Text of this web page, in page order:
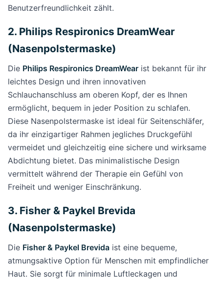
Benutzerfreundlichkeit zählt.
2. Philips Respironics DreamWear
(Nasenpolstermaske)
Die Philips Respironics DreamWear ist bekannt für ihr
leichtes Design und ihren innovativen
Schlauchanschluss am oberen Kopf, der es Ihnen
ermöglicht, bequem in jeder Position zu schlafen.
Diese Nasenpolstermaske ist ideal für Seitenschläfer,
da ihr einzigartiger Rahmen jegliches Druckgefühl
vermeidet und gleichzeitig eine sichere und wirksame
Abdichtung bietet. Das minimalistische Design
vermittelt während der Therapie ein Gefühl von
Freiheit und weniger Einschränkung.
3. Fisher & Paykel Brevida
(Nasenpolstermaske)
Die Fisher & Paykel Brevida ist eine bequeme,
atmungsaktive Option für Menschen mit empfindlicher
Haut. Sie sorgt für minimale Luftleckagen und